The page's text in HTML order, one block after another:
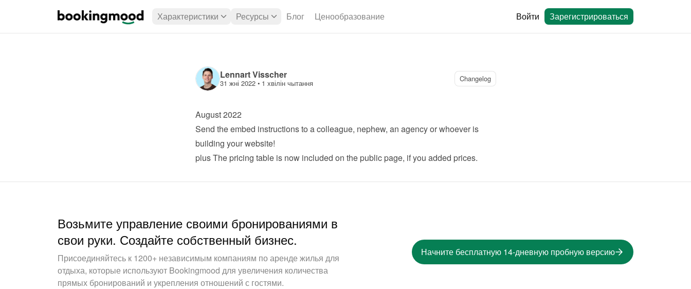
Характеристики Ресурсы Блог Ценообразование Войти Зарегистрироваться
Lennart Visscher
31 жні 2022 • 1 хвілін чытання Changelog
August 2022
Send the embed instructions to a colleague, nephew, an agency or whoever is
building your website!
plus The pricing table is now included on the public page, if you added prices.
Возьмите управление своими бронированиями в
свои руки. Создайте собственный бизнес.
Присоединяйтесь к 1200+ независимым компаниям по аренде жилья для
отдыха, которые используют Bookingmood для увеличения количества
прямых бронирований и укрепления отношений с гостями.
Начните бесплатную 14-дневную пробную версию